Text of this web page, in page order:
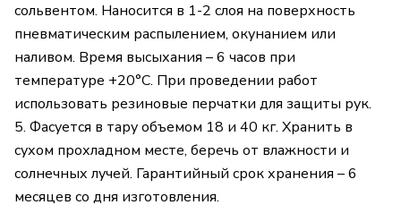
сольвентом. Наносится в 1-2 слоя на поверхность
пневматическим распылением, окунанием или
наливом. Время высыхания – 6 часов при
температуре +20°С. При проведении работ
использовать резиновые перчатки для защиты рук.
5. Фасуется в тару объемом 18 и 40 кг. Хранить в
сухом прохладном месте, беречь от влажности и
солнечных лучей. Гарантийный срок хранения – 6
месяцев со дня изготовления.